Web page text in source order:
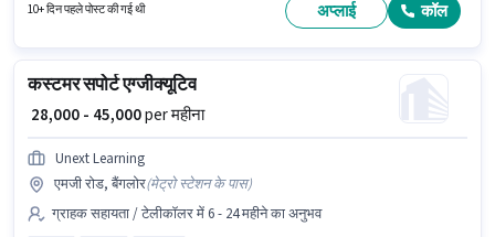
10+ दिन पहले पोस्ट की गई थी अप्लाई कॉल
कस्टमर सपोर्ट एग्जीक्यूटिव
₹ 28,000 - 45,000per महीना
Unext Learning
एमजी रोड, बैंगलोर(मेट्रो स्टेशन के पास)
ग्राहक सहायता / टेलीकॉलर में 6 - 24 महीने का अनुभव